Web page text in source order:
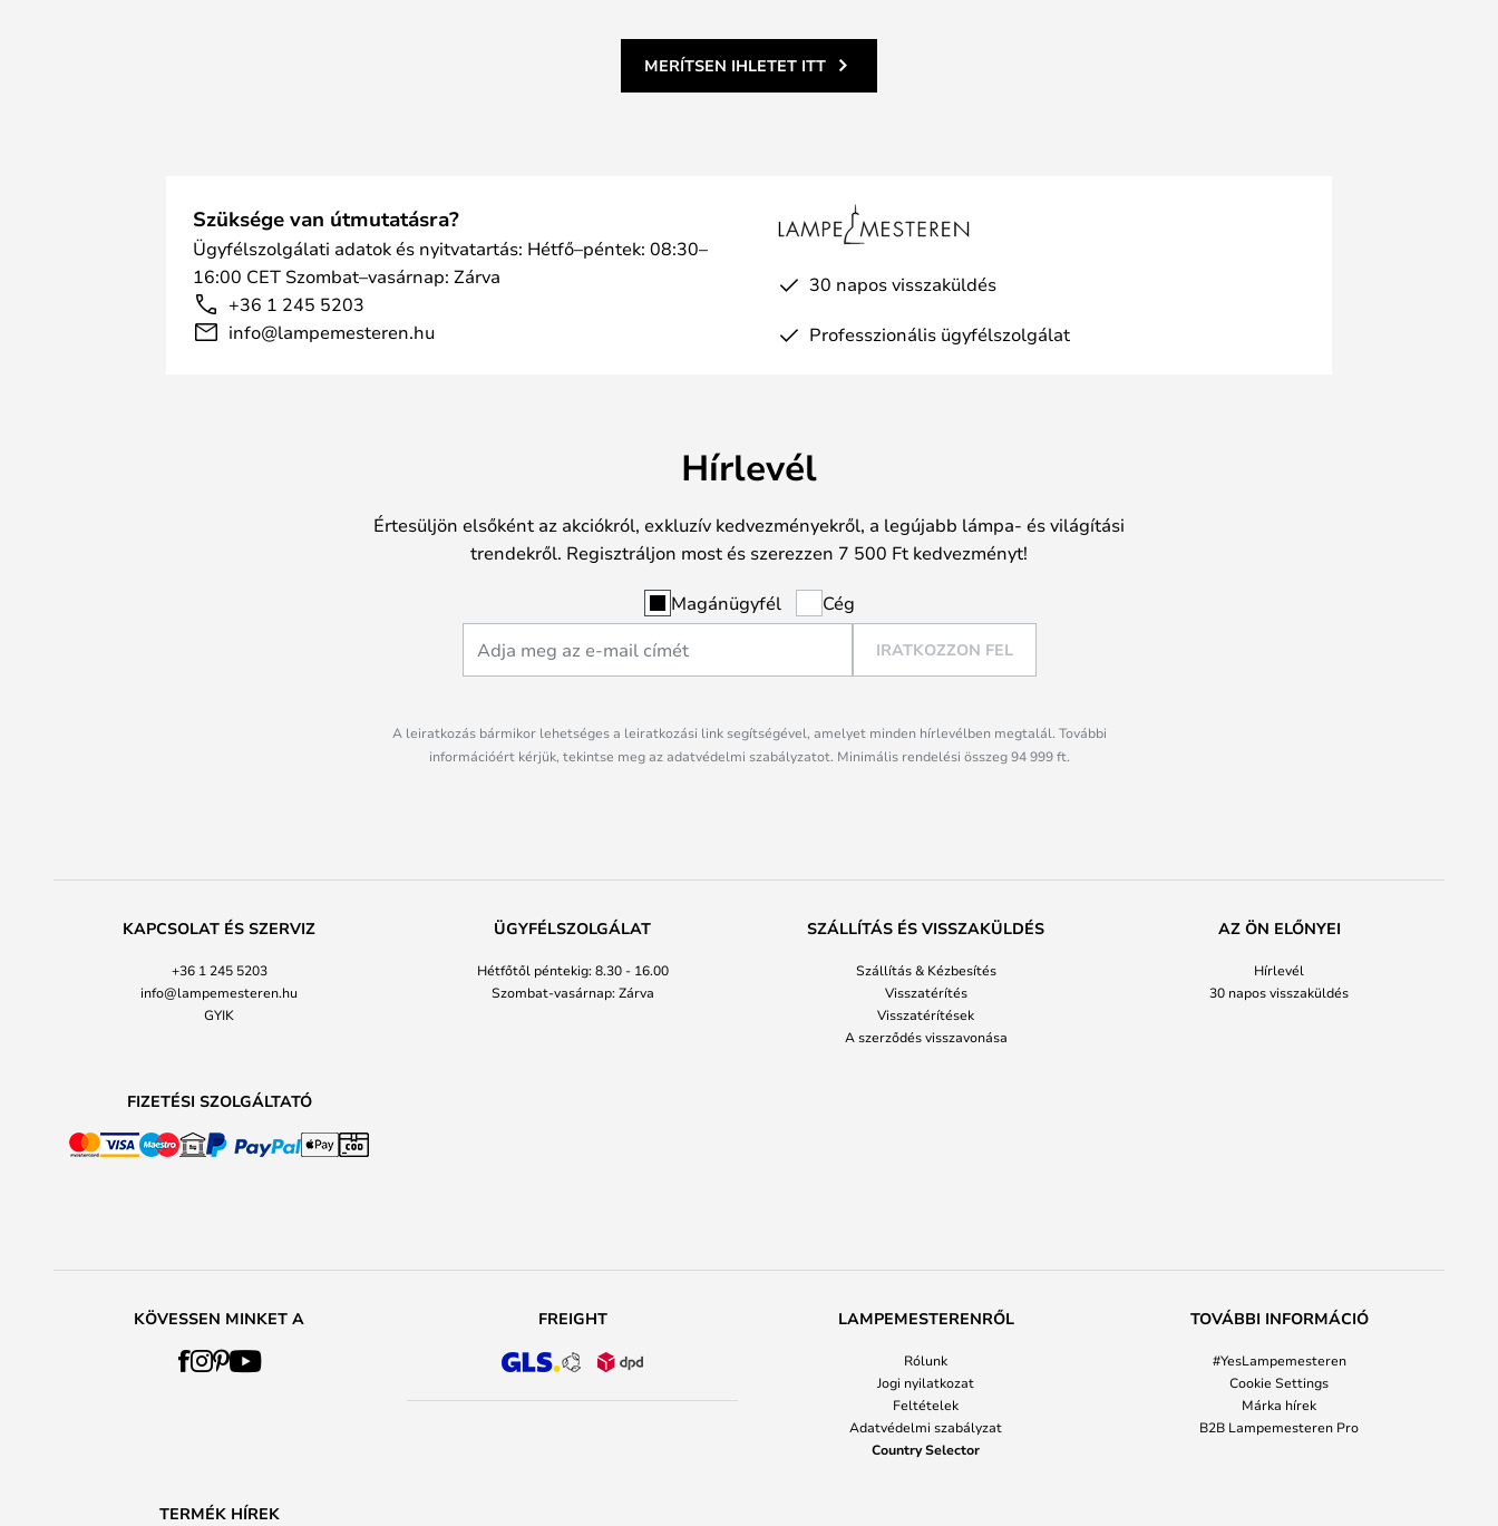
MERÍTSEN IHLETET ITT
Szüksége van útmutatásra?
Ügyfélszolgálati adatok és nyitvatartás: Hétfő–péntek: 08:30–
16:00 CET Szombat–vasárnap: Zárva
+36 1 245 5203
info@lampemesteren.hu
30 napos visszaküldés
Professzionális ügyfélszolgálat
Hírlevél
Értesüljön elsőként az akciókról, exkluzív kedvezményekről, a legújabb lámpa- és világítási
trendekről. Regisztráljon most és szerezzen 7 500 Ft kedvezményt!
Magánügyfél Cég
IRATKOZZON FEL
A leiratkozás bármikor lehetséges a leiratkozási link segítségével, amelyet minden hírlevélben megtalál. További
információért kérjük, tekintse meg az adatvédelmi szabályzatot. Minimális rendelési összeg 94 999 ft.
KAPCSOLAT ÉS SZERVIZ
+36 1 245 5203
info@lampemesteren.hu
GYIK
ÜGYFÉLSZOLGÁLAT
Hétfőtől péntekig: 8.30 - 16.00
Szombat-vasárnap: Zárva
SZÁLLÍTÁS ÉS VISSZAKÜLDÉS
Szállítás & Kézbesítés
Visszatérítés
Visszatérítések
A szerződés visszavonása
AZ ÖN ELŐNYEI
Hírlevél
30 napos visszaküldés
FIZETÉSI SZOLGÁLTATÓ
KÖVESSEN MINKET A FREIGHT LAMPEMESTERENRŐL
Rólunk
Jogi nyilatkozat
Feltételek
Adatvédelmi szabályzat
Country Selector
TOVÁBBI INFORMÁCIÓ
#YesLampemesteren
Cookie Settings
Márka hírek
B2B Lampemesteren Pro
TERMÉK HÍREK